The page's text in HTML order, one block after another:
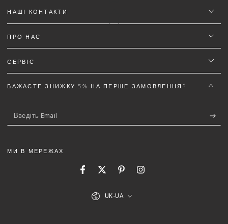
Ім'я *
Текст відгуку (не менш 50 символів)
НАШІ КОНТАКТИ
ПРО НАС
СЕРВІС
БАЖАЄТЕ ЗНИЖКУ 5% НА ПЕРШЕ ЗАМОВЛЕННЯ?
Введіть
Email
МИ В МЕРЕЖАХ
FacebookTwitterPinterestInstagram
UK-UA